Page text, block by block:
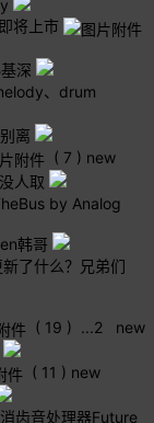
将上市
深
、drum
离
( 7 ) new
人取
by Analog
韩哥
了什么？兄弟们
( 19 ) ...2
new
( 11 ) new
齿音处理器Future